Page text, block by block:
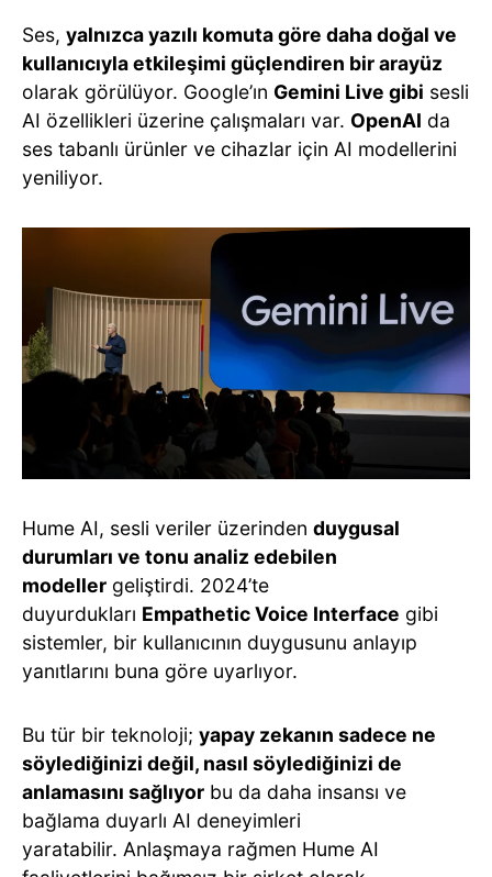
Ses, yalnızca yazılı komuta göre daha doğal ve
kullanıcıyla etkileşimi güçlendiren bir arayüz
olarak görülüyor. Google’ın Gemini Live gibi sesli
AI özellikleri üzerine çalışmaları var. OpenAI da
ses tabanlı ürünler ve cihazlar için AI modellerini
yeniliyor.
Hume AI, sesli veriler üzerinden duygusal
durumları ve tonu analiz edebilen
modeller geliştirdi. 2024’te
duyurdukları Empathetic Voice Interface gibi
sistemler, bir kullanıcının duygusunu anlayıp
yanıtlarını buna göre uyarlıyor.
Bu tür bir teknoloji; yapay zekanın sadece ne
söylediğinizi değil, nasıl söylediğinizi de
anlamasını sağlıyor bu da daha insansı ve
bağlama duyarlı AI deneyimleri
yaratabilir. Anlaşmaya rağmen Hume AI